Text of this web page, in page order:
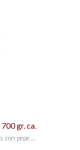
gr. ca.
con pepe ...